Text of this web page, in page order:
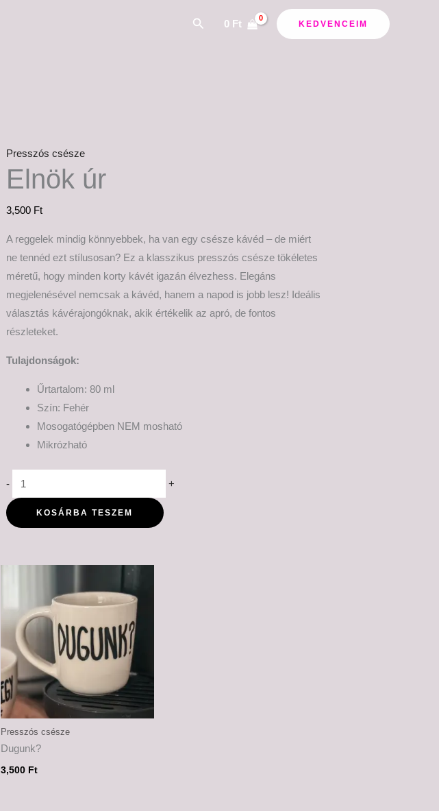
Search
0 Ft KEDVENCEIM
Presszós csésze
Elnök úr
3,500 Ft
A reggelek mindig könnyebbek, ha van egy csésze kávéd – de miért
ne tennéd ezt stílusosan? Ez a klasszikus presszós csésze tökéletes
méretű, hogy minden korty kávét igazán élvezhess. Elegáns
megjelenésével nemcsak a kávéd, hanem a napod is jobb lesz! Ideális
választás kávérajongóknak, akik értékelik az apró, de fontos
részleteket.
Tulajdonságok:
Űrtartalom: 80 ml
Szín: Fehér
Mosogatógépben NEM mosható
Mikrózható
- +
KOSÁRBA TESZEM
Presszós csésze
Dugunk?
3,500 Ft